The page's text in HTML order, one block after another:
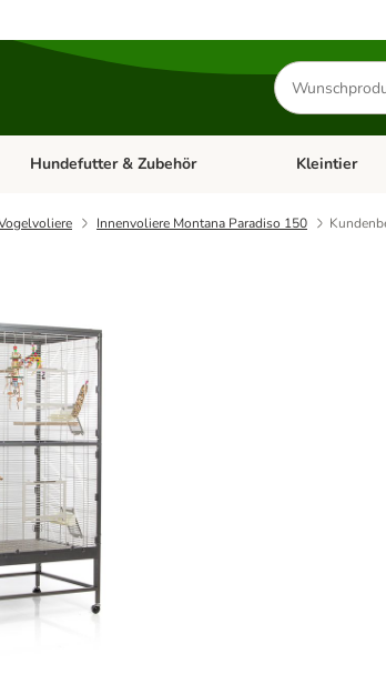
Produkte
suchen
Kategorie-Menü öffnen: Katzenfutter & Zubehör
Hundefutter & Zubehör Kategorie-
Kleintier
Innenvoliere Montana Paradiso 150